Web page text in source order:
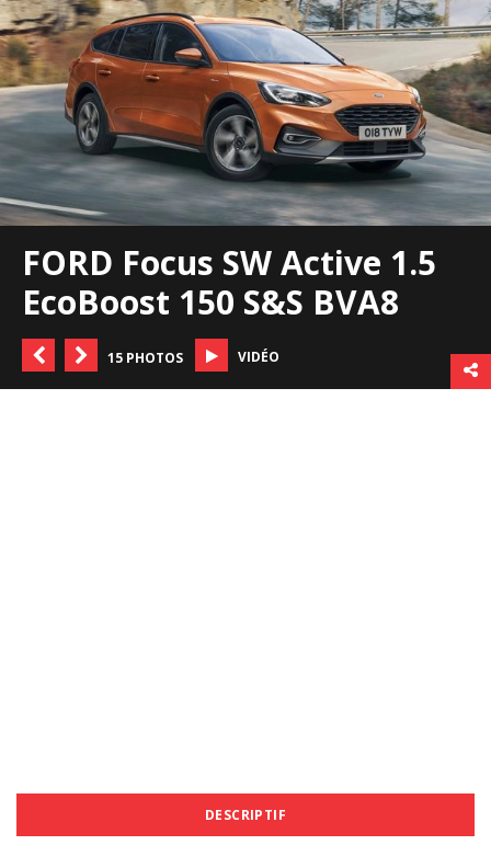
FORD Focus SW Active 1.5
EcoBoost 150 S&S BVA8
15 PHOTOS VIDÉO
DESCRIPTIF